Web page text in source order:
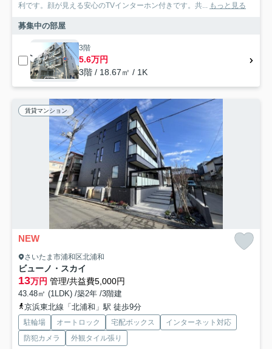
利です。顔が見える安心のTVインターホン付きです。共... もっと見る
募集中の部屋
3階
5.6万円
3階 / 18.67㎡ / 1K
賃貸マンション
NEW
さいたま市浦和区北浦和
ビューノ・スカイ
13万円 管理/共益費5,000円
43.48㎡ (1LDK) /築2年 /3階建
京浜東北線「北浦和」駅 徒歩9分
駐輪場 オートロック 宅配ボックス
インターネット対応
防犯カメラ
外観タイル張り